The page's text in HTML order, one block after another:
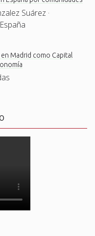
Suárez ·
Madrid como Capital